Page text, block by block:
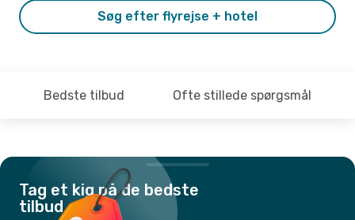
Søg efter flyrejse + hotel
Bedste tilbud Ofte stillede spørgsmål
Tag et kig på de bedste
tilbud